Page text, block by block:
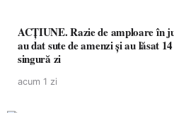
ACȚIUNE. Razie de amploare în
au dat sute de amenzi și au lăsat
singură zi
acum 1 zi